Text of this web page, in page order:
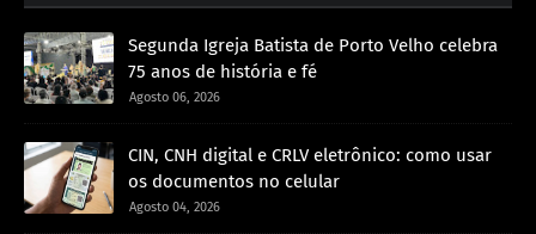
Segunda Igreja Batista de Porto Velho celebra
75 anos de história e fé
Agosto 06, 2026
CIN, CNH digital e CRLV eletrônico: como usar
os documentos no celular
Agosto 04, 2026